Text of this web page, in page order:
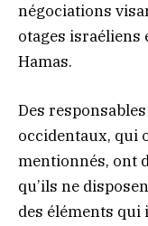
négociations
otages israéliens
Hamas.
Des
occidentaux, qui
mentionnés, ont
qu’ils ne
des éléments qui